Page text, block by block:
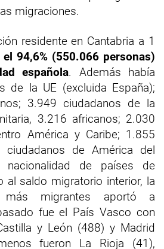
migraciones.
residente en Cantabria a 1
el 94,6% (550.066 personas)
española. Además había
de la UE (excluida España);
3.949 ciudadanos de la
3.216 africanos; 2.030
América y Caribe; 1.855
de América del
de países de
al saldo migratorio interior, la
más migrantes aportó a
fue el País Vasco con
y León (488) y Madrid
fueron La Rioja (41),